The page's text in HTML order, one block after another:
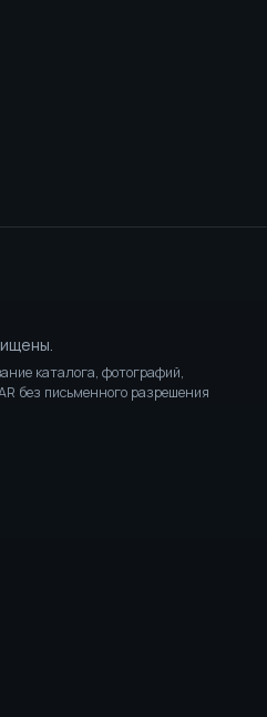
каталога, фотографий,
без письменного разрешения